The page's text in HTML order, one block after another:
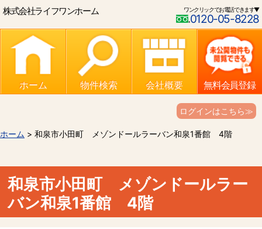
株式会社ライフワンホーム ワンクリックでお電話できます▼
0120-05-8228
ホーム 物件検索 会社概要 無料会員登録
ログインはこちら≫
ホーム > 和泉市小田町 メゾンドールラーバン和泉1番館 4階
和泉市小田町 メゾンドールラー
バン和泉1番館 4階